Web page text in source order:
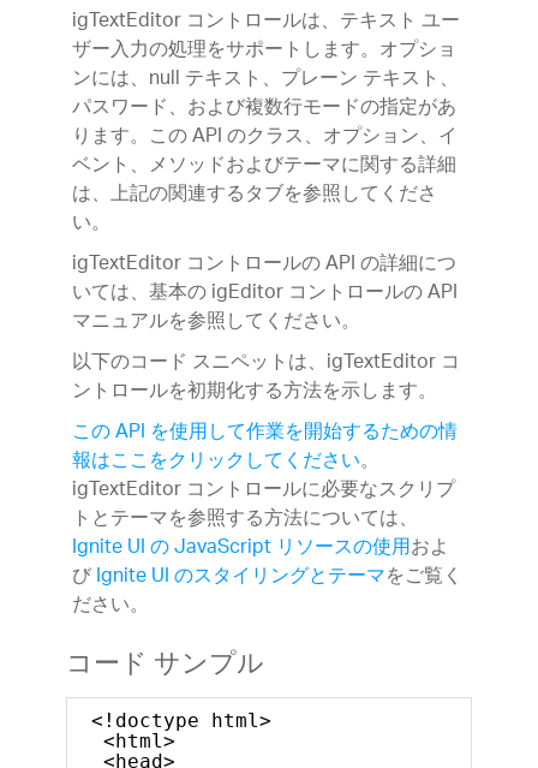
igTextEditor コントロールは、テキスト ユー
ザー入力の処理をサポートします。オプショ
ンには、null テキスト、プレーン テキスト、
パスワード、および複数行モードの指定があ
ります。この API のクラス、オプション、イ
ベント、メソッドおよびテーマに関する詳細
は、上記の関連するタブを参照してくださ
い。
igTextEditor コントロールの API の詳細につ
いては、基本の igEditor コントロールの API
マニュアルを参照してください。
以下のコード スニペットは、igTextEditor コ
ントロールを初期化する方法を示します。
この API を使用して作業を開始するための情
報はここをクリックしてください。
igTextEditor コントロールに必要なスクリプ
トとテーマを参照する方法については、
Ignite UI の JavaScript リソースの使用およ
びIgnite UI のスタイリングとテーマをご覧く
ださい。
コード サンプル
<!doctype html>
<html>
<head>